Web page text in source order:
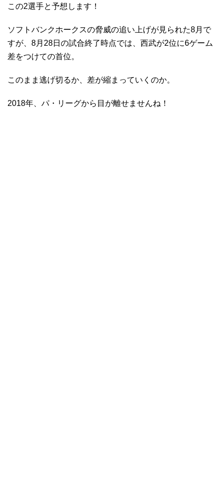
この2選手と予想します！
ソフトバンクホークスの脅威の追い上げが見られた8月で
すが、8月28日の試合終了時点では、西武が2位に6ゲーム
差をつけての首位。
このまま逃げ切るか、差が縮まっていくのか。
2018年、パ・リーグから目が離せませんね！